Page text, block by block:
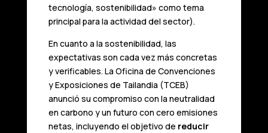
tecnología, sostenibilidad» como tema
principal para la actividad del sector).
En cuanto a la sostenibilidad, las
expectativas son cada vez más concretas
y verificables. La Oficina de Convenciones
y Exposiciones de Tailandia (TCEB)
anunció su compromiso con la neutralidad
en carbono y un futuro con cero emisiones
netas, incluyendo el objetivo de reducir